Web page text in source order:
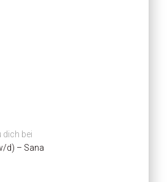
dich bei
d) – Sana